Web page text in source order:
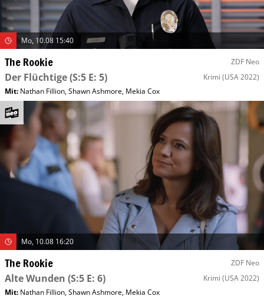
Mo, 10.08 15:40
The Rookie ZDF Neo
Der Flüchtige(S:5 E: 5) Krimi (USA 2022)
Mit: Nathan Fillion,Shawn Ashmore, Mekia Cox
Mo, 10.08 16:20
The Rookie ZDF Neo
Alte Wunden (S:5 E: 6) Krimi (USA 2022)
Mit: Nathan Fillion,Shawn Ashmore, Mekia Cox